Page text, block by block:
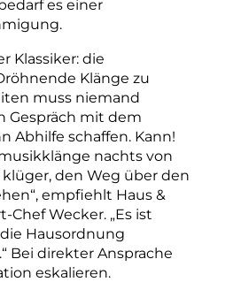
es einer
Klassiker: die
Klänge zu
muss niemand
Gespräch mit dem
Abhilfe schaffen. Kann!
nachts von
den Weg über den
empfiehlt Haus &
Wecker. „Es ist
Hausordnung
Bei direkter Ansprache
eskalieren.